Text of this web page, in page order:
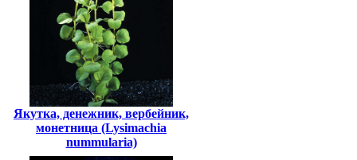
Якутка, денежник, вербейник,
монетница (Lysimachia
nummularia)